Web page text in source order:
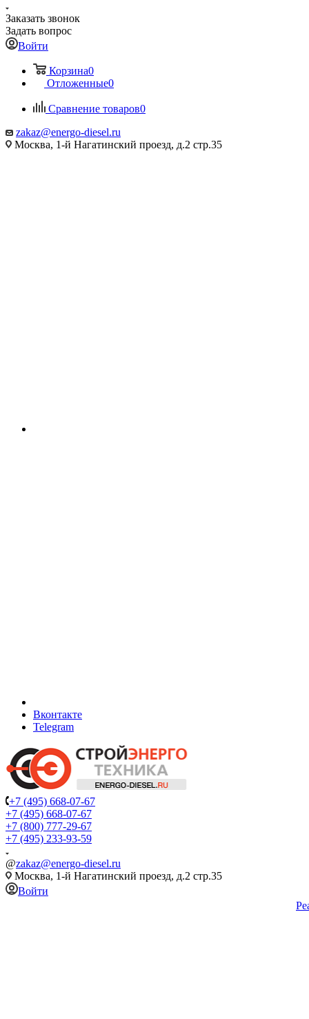
Заказать звонок
Задать вопрос
Войти
Корзина0
Отложенные0
Сравнение товаров0
zakaz@energo-diesel.ru
Москва, 1-й Нагатинский проезд, д.2 стр.35
Вконтакте
Telegram
+7 (495) 668-07-67
+7 (495) 668-07-67
+7 (800) 777-29-67
+7 (495) 233-93-59
@zakaz@energo-diesel.ru
Москва, 1-й Нагатинский проезд, д.2 стр.35
Войти